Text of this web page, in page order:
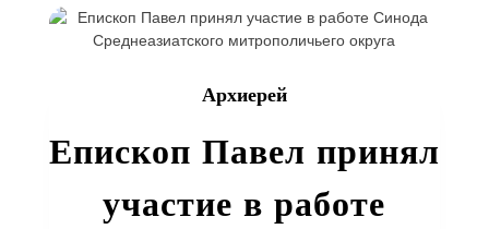
Иверской
иконы
базе
танкистов
Архиерей
Епископ Павел принял
участие в работе